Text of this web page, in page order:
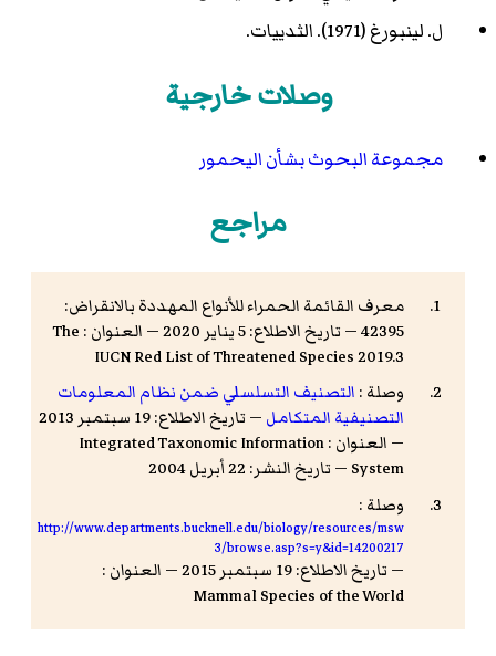
ل. لينبورغ (1971). الثدييات.
وصلات خارجية
مجموعة البحوث بشأن اليحمور
مراجع
معرف القائمة الحمراء للأنواع المهددة بالانقراض:
42395 — تاريخ الاطلاع: 5 يناير 2020 — العنوان : The
IUCN Red List of Threatened Species 2019.3
وصلة : التصنيف التسلسلي ضمن نظام المعلومات
التصنيفية المتكامل
— تاريخ الاطلاع: 19 سبتمبر 2013
— العنوان : Integrated Taxonomic Information
System — تاريخ النشر: 22 أبريل 2004
وصلة :
http://www.departments.bucknell.edu/biology/resources/msw
3/browse.asp?s=y&id=14200217
— تاريخ الاطلاع: 19 سبتمبر 2015 — العنوان :
Mammal Species of the World